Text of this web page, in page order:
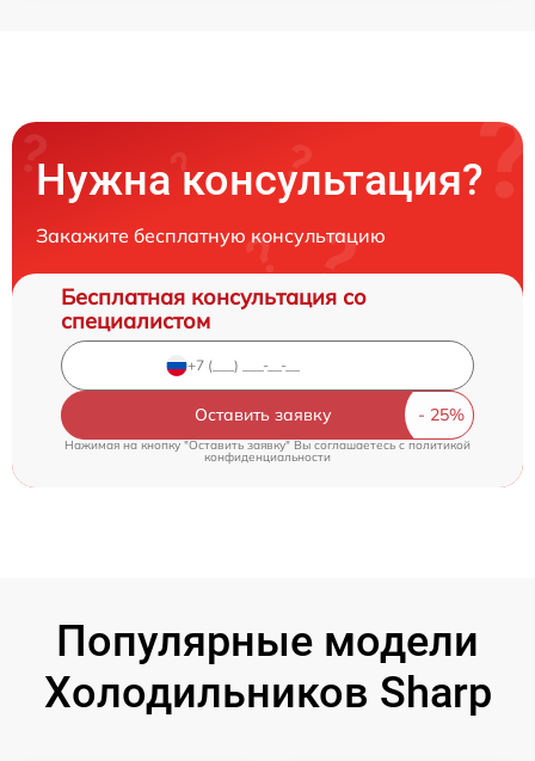
Нужна консультация?
Закажите бесплатную консультацию
Бесплатная консультация со
специалистом
Оставить заявку
Нажимая на кнопку "Оставить заявку" Вы соглашаетесь cполитикой
конфиденциальности
Популярные модели
Холодильников Sharp